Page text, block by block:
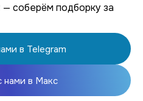
соберём подборку за
в Telegram
нами в Макс